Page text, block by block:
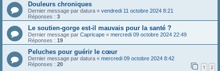
Douleurs chroniques
Dernier message par datura « vendredi 11 octobre 2024 8:21
Réponses : 3
Le soutien-gorge est-il mauvais pour la santé ?
Dernier message par Capricape « mercredi 09 octobre 2024 22:49
Réponses : 19
Peluches pour guérir le cœur
Dernier message par datura « mercredi 09 octobre 2024 8:42
Réponses : 20 1 2